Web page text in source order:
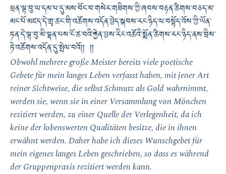
ཕྲན་ལྟ་བུ་ལ་དམ་པ་དུ་མས་བོང་བ་གསེར་གཟིགས་ཀྱི་ཞབས་བརྟན་ཚིགས་བཅད་མ་
མང་པོ་མཛད་དེ་གྲྭ་ཚང་གི་འཚོགས་འདོན་བྱེད་སྐབས་རང་ཉིད་ལ་བསྟོད་འོས་ཀྱི་ཡོན་
ཏན་དེ་ལྟ་བུ་མི་ལྡན་པས་ངོ་ཚ་བའི་རྐྱེན་བྱས་རིང་འཚོའི་སྨོན་ཚིགས་རང་ཉིད་ནས་བྲིས་
ཏེ་འཚོགས་འདོན་དུ་སྤེལ་བའོ།། །།
Obwohl mehrere große Meister bereits viele poetische
Gebete für mein langes Leben verfasst haben, mit jener Art
reiner Sichtweise, die selbst Schmutz als Gold wahrnimmt,
werden sie, wenn sie in einer Versammlung von Mönchen
rezitiert werden, zu einer Quelle der Verlegenheit, da ich
keine der lobenswerten Qualitäten besitze, die in ihnen
erwähnt werden. Daher habe ich dieses Wunschgebet für
mein eigenes langes Leben geschrieben, so dass es während
der Gruppenpraxis rezitiert werden kann.